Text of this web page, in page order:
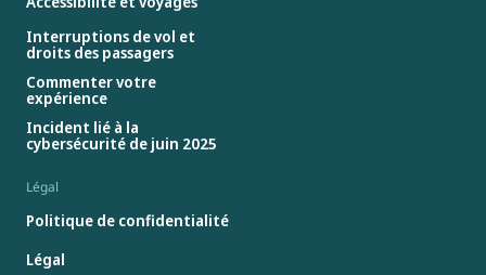
Interruptions de vol et
droits des passagers
Commenter votre
expérience
Incident lié à la
cybersécurité de juin 2025
Légal
Politique de confidentialité
Légal